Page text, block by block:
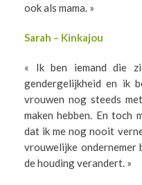
ook als mama. »
Sarah – Kinkajou
« Ik ben iemand die
gendergelijkheid en ik
vrouwen nog steeds
maken hebben. En toch
dat ik me nog nooit
vrouwelijke ondernemer
de houding verandert. »